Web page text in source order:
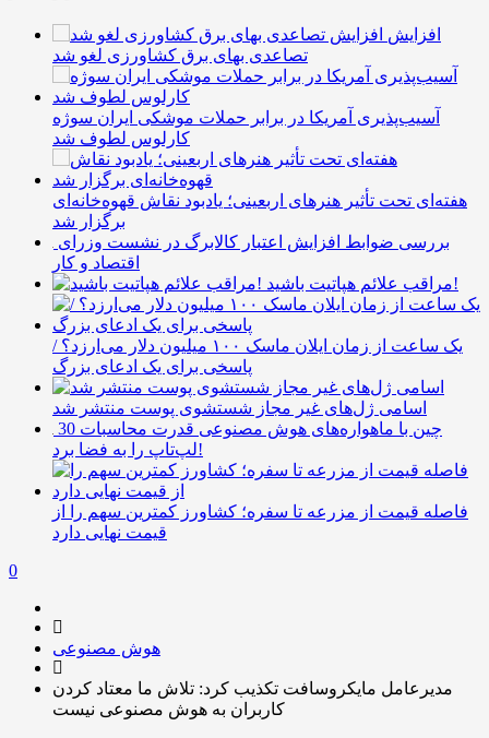
افزایش
تصاعدی بهای برق کشاورزی لغو شد
آسیب‌پذیری آمریکا در برابر حملات موشکی ایران سوژه
کارلوس لطوف شد
هفته‌ای تحت تأثیر هنرهای اربعینی؛ یادبود نقاش قهوه‌خانه‌ای
برگزار شد
بررسی ضوابط افزایش اعتبار کالابرگ در نشست وزرای
اقتصاد و کار
مراقب علائم هپاتیت باشید!
یک ساعت از زمان ایلان ماسک ۱۰۰ میلیون دلار می‌ارزد؟ /
پاسخی برای یک ادعای بزرگ
اسامی ژل‌های غیر مجاز شستشوی پوست منتشر شد
چین با ماهواره‌های هوش مصنوعی قدرت محاسبات 30
لپ‌تاپ را به فضا برد!
فاصله قیمت از مزرعه تا سفره؛ کشاورز کمترین سهم را از
قیمت نهایی دارد
0
هوش مصنوعی
مدیرعامل مایکروسافت تکذیب کرد: تلاش ما معتاد کردن
کاربران به هوش مصنوعی نیست